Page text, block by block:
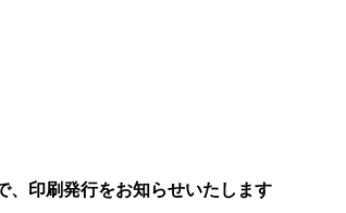
、印刷発行をお知らせいたします